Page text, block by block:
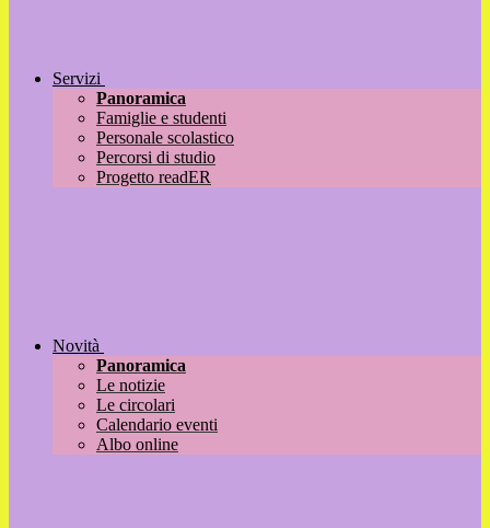
Servizi
Panoramica
Famiglie e studenti
Personale scolastico
Percorsi di studio
Progetto readER
Novità
Panoramica
Le notizie
Le circolari
Calendario eventi
Albo online